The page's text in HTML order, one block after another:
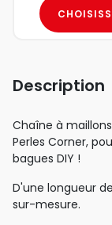
Description
Chaîne à
Perles Corner,
bagues DIY !
D'une longueur
sur-mesure.